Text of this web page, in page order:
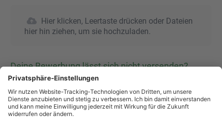
Hier klicken, Leertaste drücken oder Dateien
hier hin ziehen, um sie hochzuladen.
Deine Bewerbung lässt sich nicht versenden?
nicht auf die "DANKE" Seite weitergeleitet wirst, prüfe
bitte, ob Du alle Pflichtfelder ausgefüllt hast. Achte auf
die roten Hinweisbalken über den jeweiligen